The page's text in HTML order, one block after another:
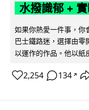
水撥識郁 +
如果你熱愛一件事，你
巴士鐵路迷，選擇由零
以運作的作品。他以紙
2,254 134 ↗